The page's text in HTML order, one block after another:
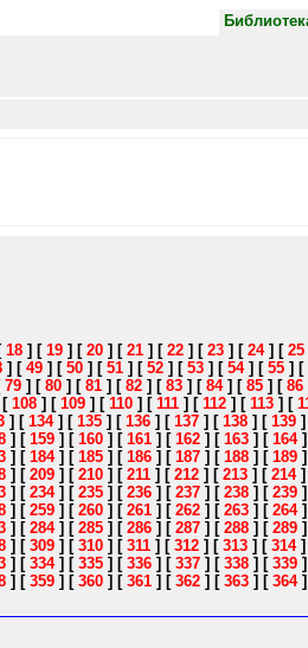
[ 18 ] [ 19 ] [ 20 ] [ 21 ] [ 22 ] [ 23 ] [ 24] [ 25
] [ 49 ] [ 50 ] [ 51 ] [ 52 ] [ 53 ] [ 54] [ 55 ] [
79 ] [ 80 ] [ 81 ] [ 82 ] [ 83 ] [ 84] [ 85 ] [ 86
[ 108 ] [ 109 ] [ 110 ] [ 111 ] [ 112 ] [ 113 ] [
] [ 134] [ 135 ] [ 136 ] [ 137 ] [ 138 ] [ 139 ]
] [ 159 ] [ 160 ] [ 161 ] [ 162 ] [ 163 ] [ 164]
] [ 184] [ 185 ] [ 186 ] [ 187 ] [ 188 ] [ 189 ]
] [ 209 ] [ 210 ] [ 211 ] [ 212 ] [ 213 ] [ 214]
] [ 234] [ 235 ] [ 236 ] [ 237 ] [ 238 ] [ 239 ]
] [ 259 ] [ 260 ] [ 261 ] [ 262 ] [ 263 ] [ 264]
] [ 284] [ 285 ] [ 286 ] [ 287 ] [ 288 ] [ 289 ]
] [ 309 ] [ 310 ] [ 311 ] [ 312 ] [ 313 ] [ 314]
] [ 334] [ 335 ] [ 336 ] [ 337 ] [ 338 ] [ 339 ]
] [ 359 ] [ 360 ] [ 361 ] [ 362 ] [ 363 ] [ 364]